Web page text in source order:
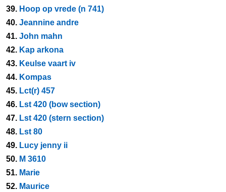
39. Hoop op vrede (n 741)
40. Jeannine andre
41. John mahn
42. Kap arkona
43. Keulse vaart iv
44. Kompas
45. Lct(r) 457
46. Lst 420 (bow section)
47. Lst 420 (stern section)
48. Lst 80
49. Lucy jenny ii
50. M 3610
51. Marie
52. Maurice